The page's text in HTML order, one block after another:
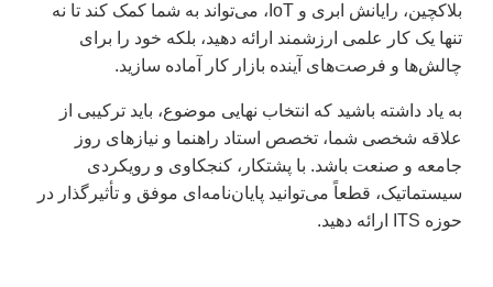
بلاکچین، رایانش ابری و IoT، می‌تواند به شما کمک کند تا نه
تنها یک کار علمی ارزشمند ارائه دهید، بلکه خود را برای
چالش‌ها و فرصت‌های آینده بازار کار آماده سازید.
به یاد داشته باشید که انتخاب نهایی موضوع، باید ترکیبی از
علاقه شخصی شما، تخصص استاد راهنما و نیازهای روز
جامعه و صنعت باشد. با پشتکار، کنجکاوی و رویکردی
سیستماتیک، قطعاً می‌توانید پایان‌نامه‌ای موفق و تأثیرگذار در
حوزه ITS ارائه دهید.